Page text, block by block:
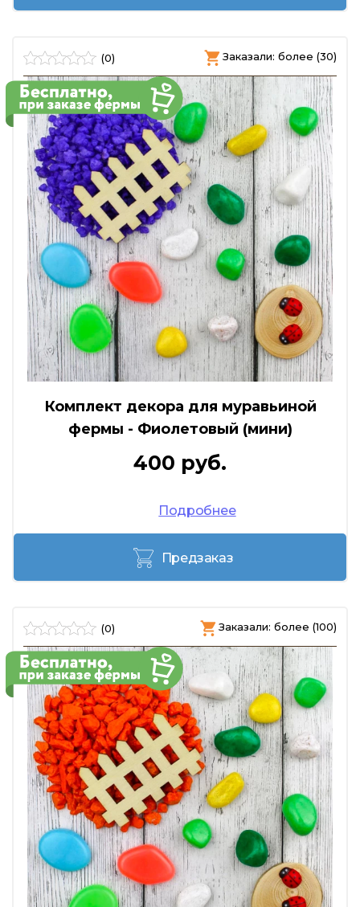
(0) Заказали: более (30)
Комплект декора для муравьиной
фермы - Фиолетовый (мини)
400 руб.
Подробнее
Предзаказ
(0) Заказали: более (100)